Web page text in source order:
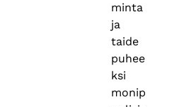
minta
ja
taide
puhee
ksi
monip